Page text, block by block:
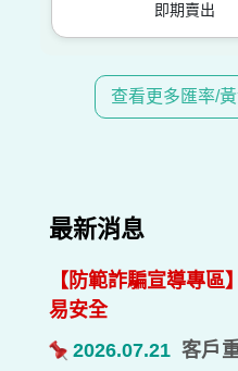
即期賣出
查看更多匯率/
最新消息
【防範詐騙宣導專
易安全
2026.07.21 客⼾